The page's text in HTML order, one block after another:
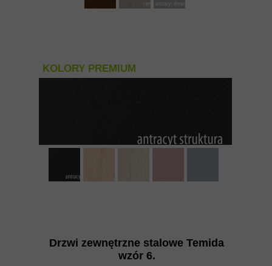
KOLORY PREMIUM
Drzwi zewnętrzne stalowe Temida
wzór 6.